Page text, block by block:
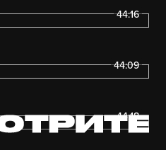
44:16
44:09
44:18